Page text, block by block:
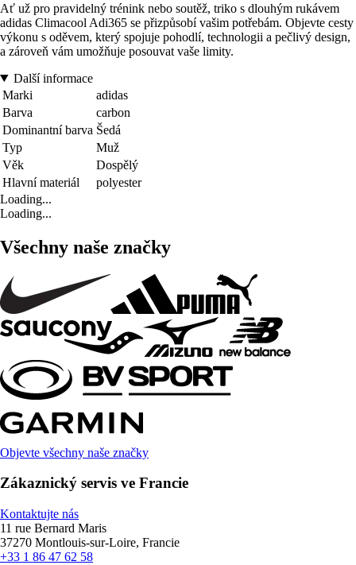
Ať už pro pravidelný trénink nebo soutěž, triko s dlouhým rukávem
adidas Climacool Adi365 se přizpůsobí vašim potřebám. Objevte cesty
výkonu s oděvem, který spojuje pohodlí, technologii a pečlivý design,
a zároveň vám umožňuje posouvat vaše limity.
Další informace
Marki
adidas
Barva
carbon
Dominantní barva Šedá
Typ
Muž
Věk
Dospělý
Hlavní materiál
polyester
Loading...
Loading...
Všechny naše značky
Objevte všechny naše značky
Zákaznický servis ve Francie
Kontaktujte nás
11 rue Bernard Maris
37270 Montlouis-sur-Loire, Francie
+33 1 86 47 62 58